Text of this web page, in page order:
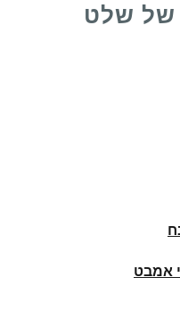
של שלט
אמבט